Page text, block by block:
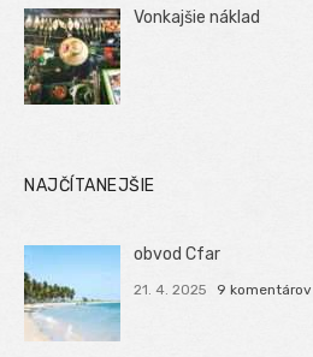
Vonkajšie náklad
NAJČÍTANEJŠIE
obvod Cfar
21. 4. 2025 9 komentárov